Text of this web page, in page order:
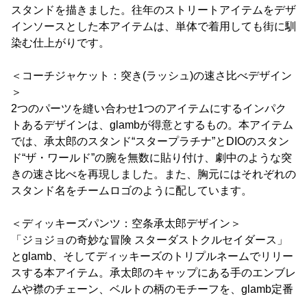
スタンドを描きました。往年のストリートアイテムをデザ
インソースとした本アイテムは、単体で着用しても街に馴
染む仕上がりです。
＜コーチジャケット：突き(ラッシュ)の速さ比べデザイン
＞
2つのパーツを縫い合わせ1つのアイテムにするインパク
トあるデザインは、glambが得意とするもの。本アイテム
では、承太郎のスタンド“スタープラチナ”とDIOのスタン
ド“ザ・ワールド”の腕を無数に貼り付け、劇中のような突
きの速さ比べを再現しました。また、胸元にはそれぞれの
スタンド名をチームロゴのように配しています。
＜ディッキーズパンツ：空条承太郎デザイン＞
「ジョジョの奇妙な冒険 スターダストクルセイダース」
とglamb、そしてディッキーズのトリプルネームでリリー
スする本アイテム。承太郎のキャップにある手のエンブレ
ムや襟のチェーン、ベルトの柄のモチーフを、glamb定番